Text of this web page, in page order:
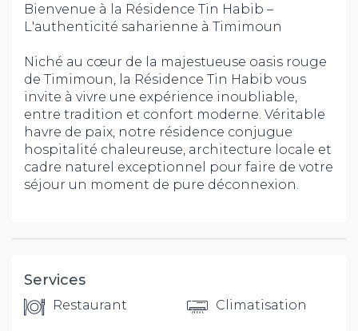
Bienvenue à la Résidence Tin Habib –
L'authenticité saharienne à Timimoun
Niché au cœur de la majestueuse oasis rouge
de Timimoun, la Résidence Tin Habib vous
invite à vivre une expérience inoubliable,
entre tradition et confort moderne. Véritable
havre de paix, notre résidence conjugue
hospitalité chaleureuse, architecture locale et
cadre naturel exceptionnel pour faire de votre
séjour un moment de pure déconnexion.
Services
Restaurant Climatisation